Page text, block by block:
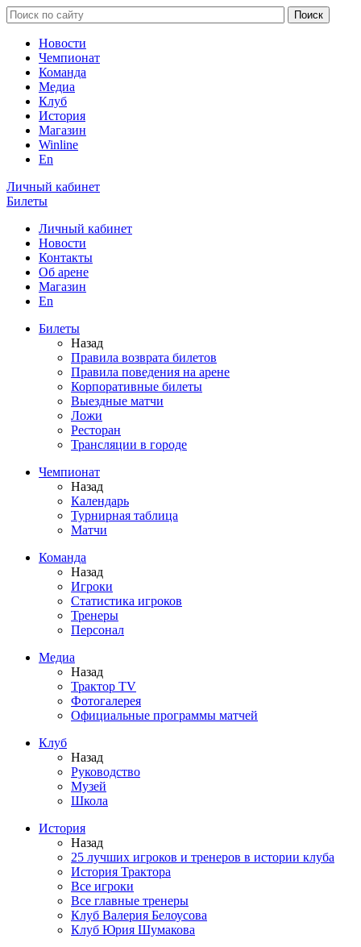
Новости
Чемпионат
Команда
Медиа
Клуб
История
Магазин
Winline
En
Личный кабинет
Билеты
Личный кабинет
Новости
Контакты
Об арене
Магазин
En
Билеты
Назад
Правила возврата билетов
Правила поведения на арене
Корпоративные билеты
Выездные матчи
Ложи
Ресторан
Трансляции в городе
Чемпионат
Назад
Календарь
Турнирная таблица
Матчи
Команда
Назад
Игроки
Статистика игроков
Тренеры
Персонал
Медиа
Назад
Трактор TV
Фотогалерея
Официальные программы матчей
Клуб
Назад
Руководство
Музей
Школа
История
Назад
25 лучших игроков и тренеров в истории клуба
История Трактора
Все игроки
Все главные тренеры
Клуб Валерия Белоусова
Клуб Юрия Шумакова